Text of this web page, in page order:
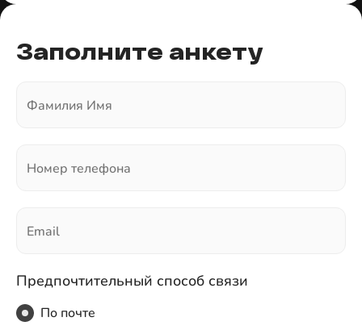
Заполните анкету
Фамилия Имя
Номер телефона
Email
Предпочтительный способ связи
По почте